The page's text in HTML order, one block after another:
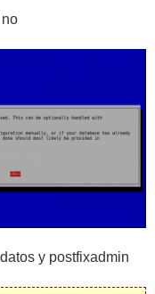
y postfixadmin